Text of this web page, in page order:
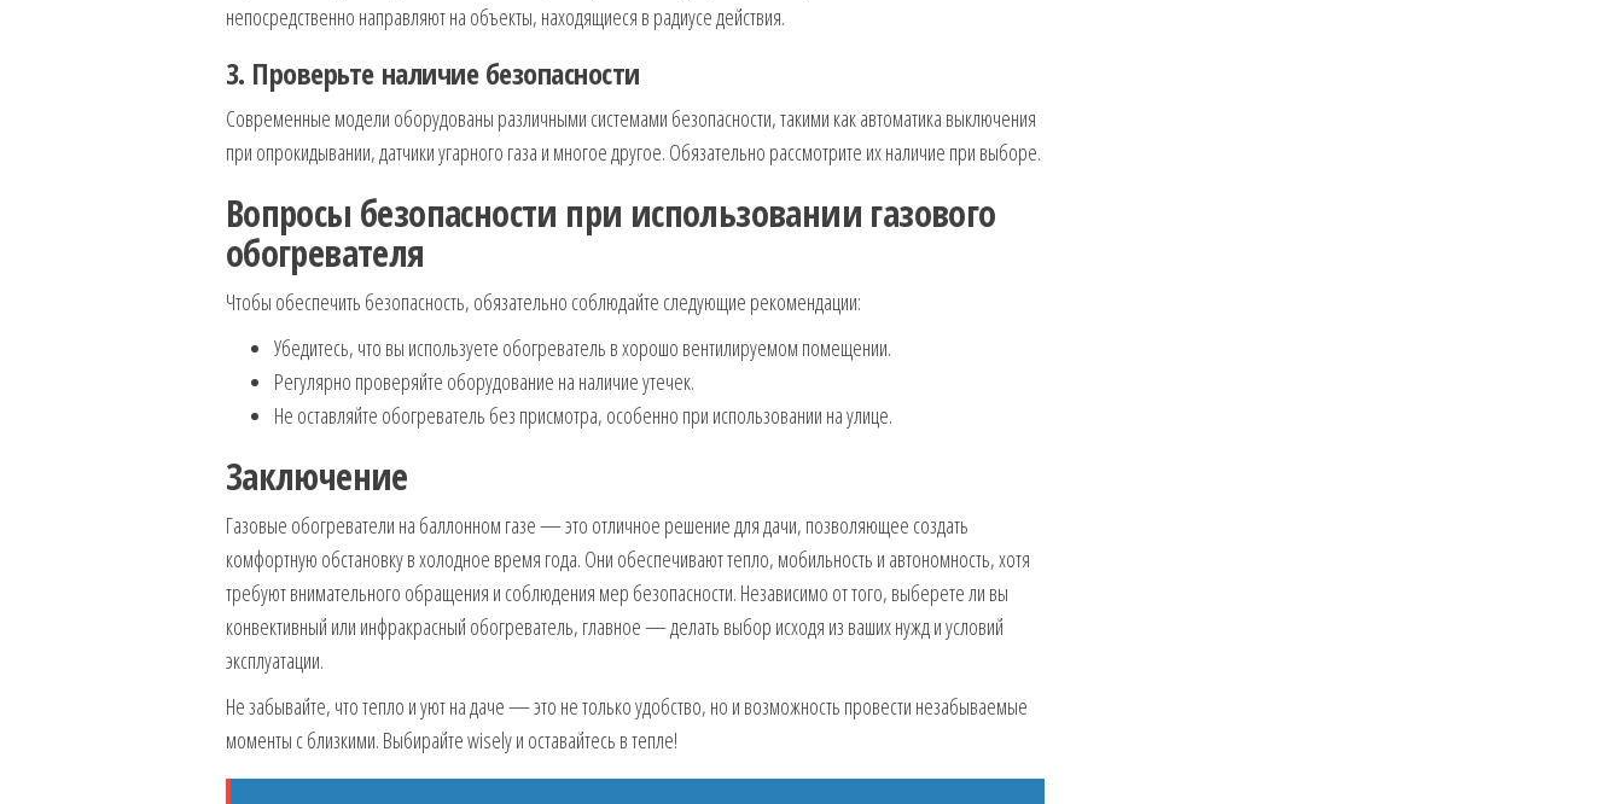
непосредственно направляют на объекты, находящиеся в радиусе действия.
3. Проверьте наличие безопасности
Современные модели оборудованы различными системами безопасности, такими как автоматика выключения
при опрокидывании, датчики угарного газа и многое другое. Обязательно рассмотрите их наличие при выборе.
Вопросы безопасности при использовании газового
обогревателя
Чтобы обеспечить безопасность, обязательно соблюдайте следующие рекомендации:
Убедитесь, что вы используете обогреватель в хорошо вентилируемом помещении.
Регулярно проверяйте оборудование на наличие утечек.
Не оставляйте обогреватель без присмотра, особенно при использовании на улице.
Заключение
Газовые обогреватели на баллонном газе — это отличное решение для дачи, позволяющее создать
комфортную обстановку в холодное время года. Они обеспечивают тепло, мобильность и автономность, хотя
требуют внимательного обращения и соблюдения мер безопасности. Независимо от того, выберете ли вы
конвективный или инфракрасный обогреватель, главное — делать выбор исходя из ваших нужд и условий
эксплуатации.
Не забывайте, что тепло и уют на даче — это не только удобство, но и возможность провести незабываемые
моменты с близкими. Выбирайте wisely и оставайтесь в тепле!